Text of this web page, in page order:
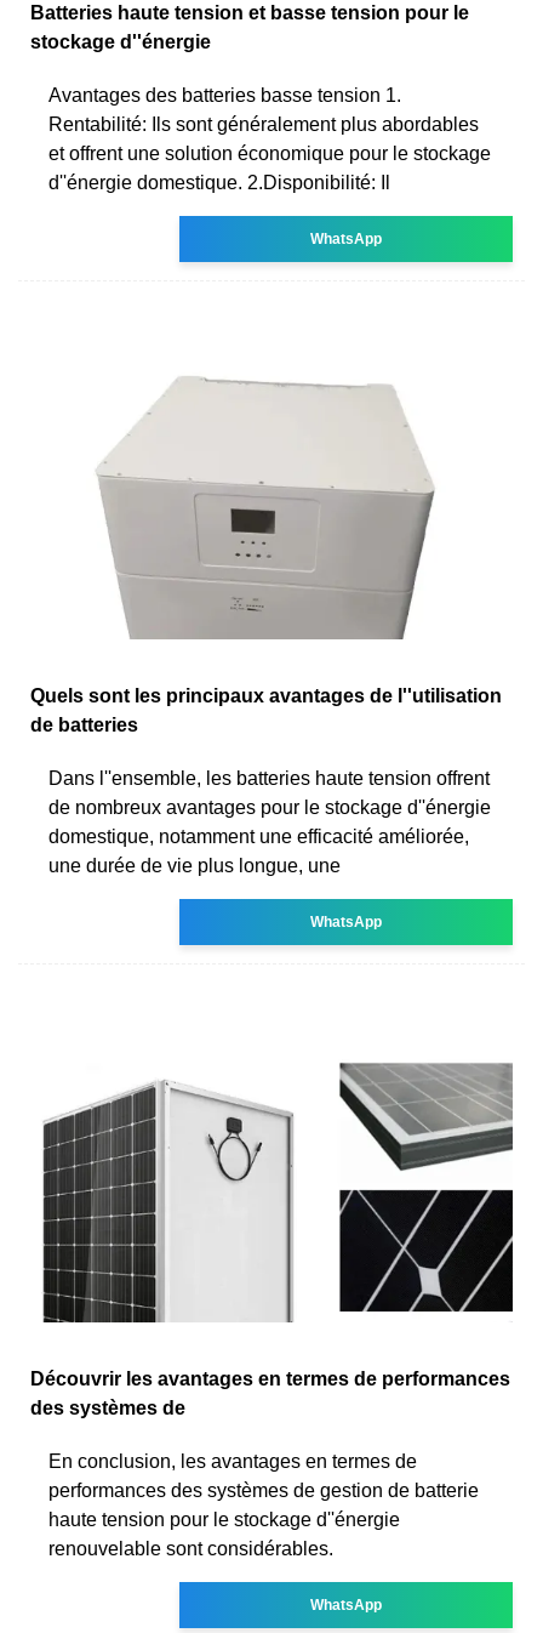
Batteries haute tension et basse tension pour le
stockage d''énergie
Avantages des batteries basse tension 1.
Rentabilité: Ils sont généralement plus abordables
et offrent une solution économique pour le stockage
d''énergie domestique. 2.Disponibilité: Il
WhatsApp
Quels sont les principaux avantages de l''utilisation
de batteries
Dans l''ensemble, les batteries haute tension offrent
de nombreux avantages pour le stockage d''énergie
domestique, notamment une efficacité améliorée,
une durée de vie plus longue, une
WhatsApp
Découvrir les avantages en termes de performances
des systèmes de
En conclusion, les avantages en termes de
performances des systèmes de gestion de batterie
haute tension pour le stockage d''énergie
renouvelable sont considérables.
WhatsApp